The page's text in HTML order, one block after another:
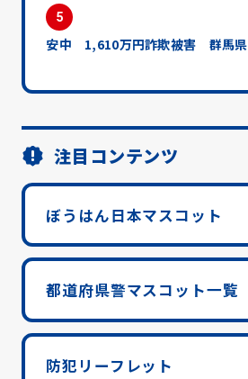
5
安中 1,610万円詐欺被害 群馬県
注目コンテンツ
ぼうはん日本マスコット
都道府県警マスコット一覧
防犯リーフレット